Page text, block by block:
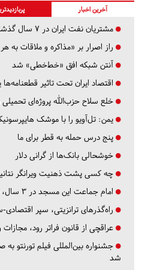
آخرین اخبار
مشتریان نفت ایران در ۷ سال گذشته +فیلم
راز اصرار بر «مذاکره و ملاقات
آنتن شبکه افق «خط‌خطی» شد
اقتصاد ایران تحت تاثیر قطعنامه‌ها
خلع سلاح حزب‌الله پروژه‌ای
یمن: تل‌آویو را با موشک
پنج درس‌ حمله به قطر برای ما
خوشحالی بانک‌ها از گرانی دلار
چه کسی پشت ذهنیت ویرانگر
امام جماعت این مسجد در ۳ سال، نمازگزاران را ۴ برابر کرد
راه‌گذرهای ترانزیتی، سپر
عراقچی از قانون فراتر رود،
جشنواره بین‌المللی فیلم تورنتو
شد